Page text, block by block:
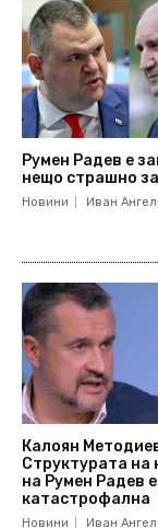
Румен Радев е
нещо страшно
Новини Иван
Калоян
Структурата на
на Румен Радев е
катастрофална
Новини Иван